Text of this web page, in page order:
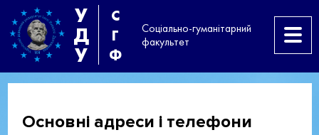
У
Д
У
С
Г
Ф
Соціально-гуманітарний
факультет
Основні адреси і телефони